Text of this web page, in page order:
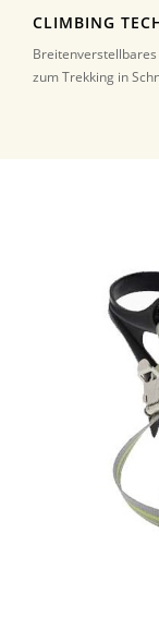
CLIMBING
zum Trekking in